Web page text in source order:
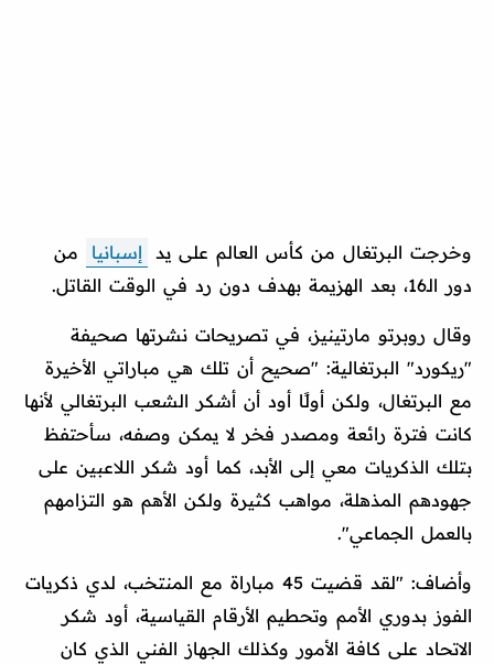
وخرجت البرتغال من كأس العالم على يد إسبانيا
من
دور الـ16، بعد الهزيمة بهدف دون رد في الوقت القاتل.
وقال روبرتو مارتينيز، في تصريحات نشرتها صحيفة
"ريكورد" البرتغالية: "صحيح أن تلك هي مباراتي الأخيرة
مع البرتغال، ولكن أولًا أود أن أشكر الشعب البرتغالي لأنها
كانت فترة رائعة ومصدر فخر لا يمكن وصفه، سأحتفظ
بتلك الذكريات معي إلى الأبد، كما أود شكر اللاعبين على
جهودهم المذهلة، مواهب كثيرة ولكن الأهم هو التزامهم
بالعمل الجماعي".
وأضاف: "لقد قضيت 45 مباراة مع المنتخب، لدي ذكريات
الفوز بدوري الأمم وتحطيم الأرقام القياسية، أود شكر
الاتحاد على كافة الأمور وكذلك الجهاز الفني الذي كان